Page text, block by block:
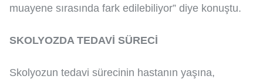
muayene sırasında fark edilebiliyor” diye konuştu.
SKOLYOZDA TEDAVİ SÜRECİ
Skolyozun tedavi sürecinin hastanın yaşına,